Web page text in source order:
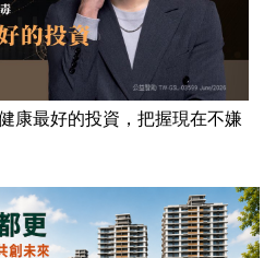
康最好的投資，把握現在不嫌